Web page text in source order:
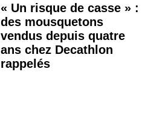
« Un risque de casse » :
des mousquetons
vendus depuis quatre
ans chez Decathlon
rappelés